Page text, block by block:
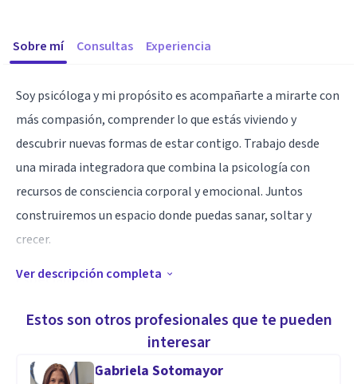
Sobre mí Consultas Experiencia
Soy psicóloga y mi propósito es acompañarte a mirarte con
más compasión, comprender lo que estás viviendo y
descubrir nuevas formas de estar contigo. Trabajo desde
una mirada integradora que combina la psicología con
recursos de consciencia corporal y emocional. Juntos
construiremos un espacio donde puedas sanar, soltar y
crecer.
Especialidad
acompañando procesos de autoconocimiento, regulación
búsqueda de sentido.
Ver descripción completa
Estos son otros profesionales que te pueden
interesar
Gabriela Sotomayor